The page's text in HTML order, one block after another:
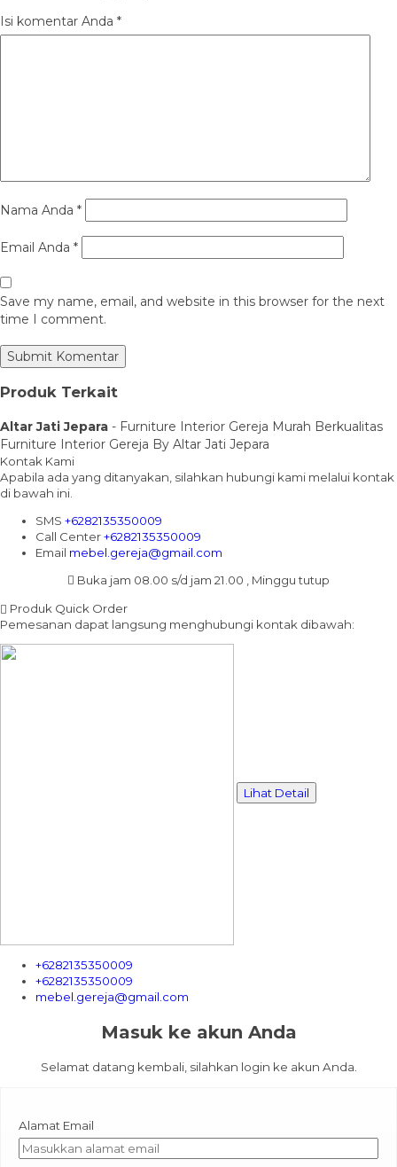
Isi komentar Anda *
Nama Anda *
Email Anda *
Save my name, email, and website in this browser for the next
time I comment.
Produk Terkait
Altar Jati Jepara - Furniture Interior Gereja Murah Berkualitas
Furniture Interior Gereja By Altar Jati Jepara
Kontak Kami
Apabila ada yang ditanyakan, silahkan hubungi kami melalui kontak
di bawah ini.
SMS +6282135350009
Call Center+6282135350009
Email mebel.gereja@gmail.com
Buka jam 08.00 s/d jam 21.00 , Minggu tutup
Produk Quick Order
Pemesanan dapat langsung menghubungi kontak dibawah:
Lihat Detail
+6282135350009
+6282135350009
mebel.gereja@gmail.com
Masuk ke akun Anda
Selamat datang kembali, silahkan login ke akun Anda.
Alamat Email